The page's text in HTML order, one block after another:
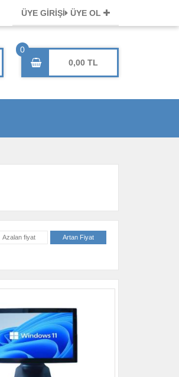
ÜYE GİRİŞİ ÜYE OL
0,00
Azalan fiyat Artan Fiyat